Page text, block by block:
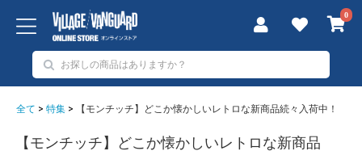
0
全て > 特集 > 【モンチッチ】どこか懐かしいレトロな新商品続々入荷中！
【モンチッチ】どこか懐かしいレトロな新商品